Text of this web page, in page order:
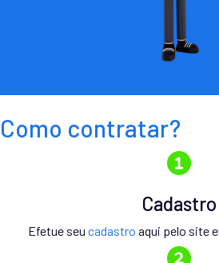
Como contratar?
Cadastro
Efetue seu cadastro aqui pelo site